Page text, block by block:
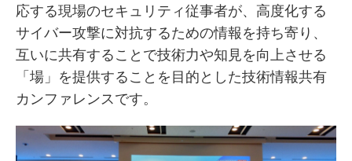
応する現場のセキュリティ従事者が、高度化する
サイバー攻撃に対抗するための情報を持ち寄り、
互いに共有することで技術力や知見を向上させる
「場」を提供することを目的とした技術情報共有
カンファレンスです。